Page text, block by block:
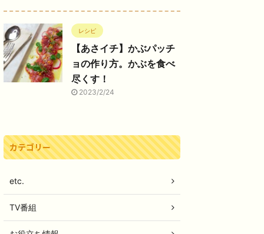
レシピ
【あさイチ】かぶパッチ
ョの作り方。かぶを食べ
尽くす！
2023/2/24
カテゴリー
etc.
TV番組